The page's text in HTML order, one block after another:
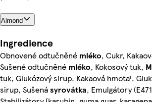
Almond
Ingredience
Obnovené odtučněné mléko, Cukr,
Sušené odtučněné mléko, Kokosový tuk,
tuk, Glukózový sirup, Kakaová hmota¹,
sirup, Sušenásyrovátka, Emulgátory